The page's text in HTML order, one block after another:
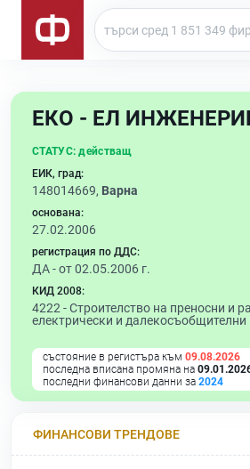
ЕКО - ЕЛ
СТАТУС: действащ
ЕИК, град:
148014669, Варна
основана:
27.02.2006
регистрация по ДДС:
ДА - от 02.05.2006 г.
КИД 2008:
4222 -Строителство на преносни и
електрически и
състояние в регистъра към 09.08.2026
последна вписана промяна на
последни финансови данни за 2024
ФИНАНСОВИ ТРЕНДОВЕ